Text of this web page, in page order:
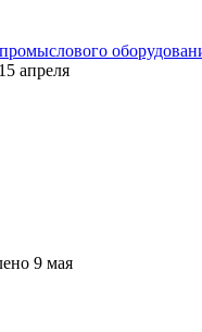
15 апреля
9 мая